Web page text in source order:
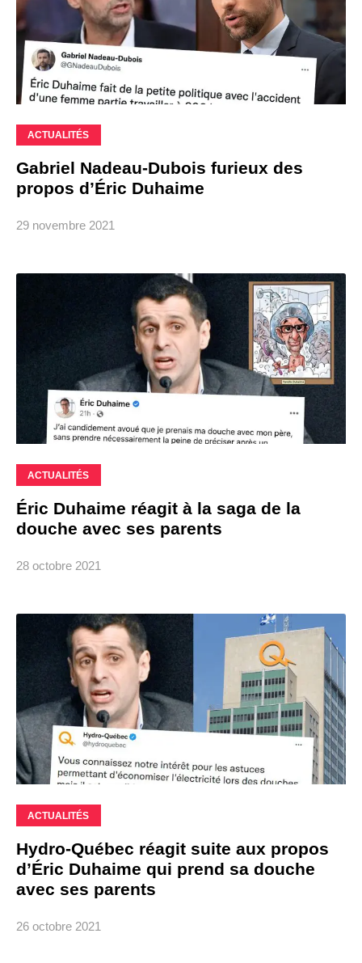
ACTUALITÉS
Gabriel Nadeau-Dubois furieux des
propos d’Éric Duhaime
29 novembre 2021
ACTUALITÉS
Éric Duhaime réagit à la saga de la
douche avec ses parents
28 octobre 2021
ACTUALITÉS
Hydro-Québec réagit suite aux propos
d’Éric Duhaime qui prend sa douche
avec ses parents
26 octobre 2021